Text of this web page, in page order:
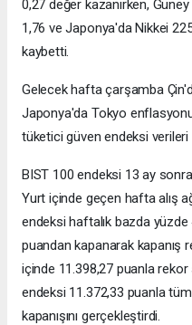
0,27 değer kazanırken,
1,76 ve Japonya'da Nikkei
kaybetti.
Gelecek hafta çarşamba
Japonya'da Tokyo
tüketici güven endeksi verileri
BIST 100 endeksi 13 ay
Yurt içinde geçen hafta alış
endeksi haftalık bazda
puandan kapanarak kapanış
içinde 11.398,27 puanla
endeksi 11.372,33 puanla
kapanışını gerçekleştirdi.